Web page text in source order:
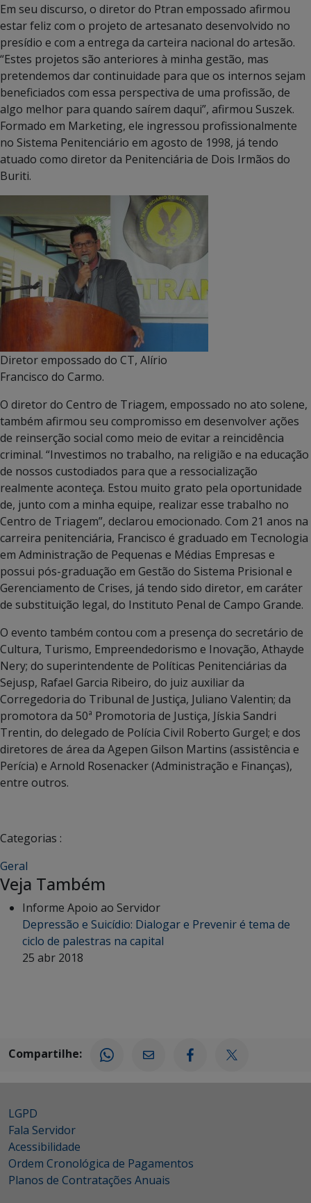
Em seu discurso, o diretor do Ptran empossado afirmou
estar feliz com o projeto de artesanato desenvolvido no
presídio e com a entrega da carteira nacional do artesão.
“Estes projetos são anteriores à minha gestão, mas
pretendemos dar continuidade para que os internos sejam
beneficiados com essa perspectiva de uma profissão, de
algo melhor para quando saírem daqui”, afirmou Suszek.
Formado em Marketing, ele ingressou profissionalmente
no Sistema Penitenciário em agosto de 1998, já tendo
atuado como diretor da Penitenciária de Dois Irmãos do
Buriti.
Diretor empossado do CT, Alírio
Francisco do Carmo.
O diretor do Centro de Triagem, empossado no ato solene,
também afirmou seu compromisso em desenvolver ações
de reinserção social como meio de evitar a reincidência
criminal. “Investimos no trabalho, na religião e na educação
de nossos custodiados para que a ressocialização
realmente aconteça. Estou muito grato pela oportunidade
de, junto com a minha equipe, realizar esse trabalho no
Centro de Triagem”, declarou emocionado. Com 21 anos na
carreira penitenciária, Francisco é graduado em Tecnologia
em Administração de Pequenas e Médias Empresas e
possui pós-graduação em Gestão do Sistema Prisional e
Gerenciamento de Crises, já tendo sido diretor, em caráter
de substituição legal, do Instituto Penal de Campo Grande.
O evento também contou com a presença do secretário de
Cultura, Turismo, Empreendedorismo e Inovação, Athayde
Nery; do superintendente de Políticas Penitenciárias da
Sejusp, Rafael Garcia Ribeiro, do juiz auxiliar da
Corregedoria do Tribunal de Justiça, Juliano Valentin; da
promotora da 50ª Promotoria de Justiça, Jískia Sandri
Trentin, do delegado de Polícia Civil Roberto Gurgel; e dos
diretores de área da Agepen Gilson Martins (assistência e
Perícia) e Arnold Rosenacker (Administração e Finanças),
entre outros.
Categorias :
Geral
Veja Também
Informe Apoio ao Servidor
Depressão e Suicídio: Dialogar e Prevenir é tema de
ciclo de palestras na capital
25 abr 2018
Compartilhe:
LGPD
Fala Servidor
Acessibilidade
Ordem Cronológica de Pagamentos
Planos de Contratações Anuais